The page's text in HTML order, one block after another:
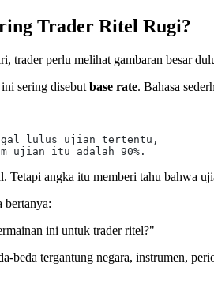
Trader Ritel Rugi?
trader perlu melihat gambaran besar
sering disebut base rate. Bahasa
lulus ujian tertentu,
ujian itu adalah 90%.
Tetapi angka itu memberi tahu bahwa
bertanya:
ini untuk trader ritel?"
beda tergantung negara, instrumen,